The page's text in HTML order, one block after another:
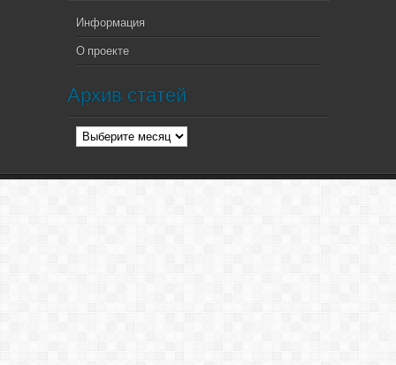
Информация
О проекте
Архив статей
Архив
статей